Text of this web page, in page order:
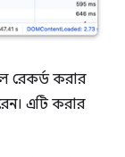
রেকর্ড করার
এটি করার